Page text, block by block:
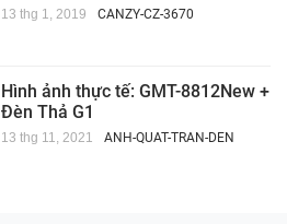
13 thg 1, 2019 CANZY-CZ-3670
Hình ảnh thực tế: GMT-8812New +
Đèn Thả G1
13 thg 11, 2021 ANH-QUAT-TRAN-DEN